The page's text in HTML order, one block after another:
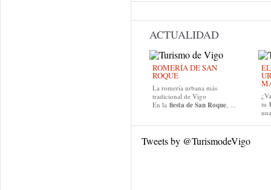
ACTUALIDAD
ROMERÍA DE SAN
ROQUE
La romería urbana más
tradicional de Vigo
En la fiesta de San Roque, ...
tu
Tweets by @TurismodeVigo